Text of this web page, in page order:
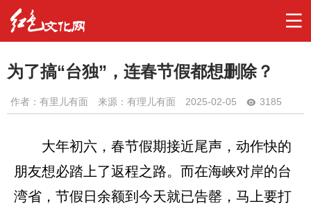
为了搞“台独”，连春节假都想删除？
作者： 有里儿有面 来源：有理儿有面 2025-02-05 3185
大年初六，春节假期接近尾声，动作快的
朋友想必踏上了返程之路。而在海峡对岸的台
湾省，节假日余额到今天就已告罄，马上要打